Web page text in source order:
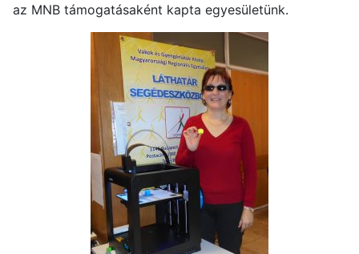
az MNB támogatásaként kapta egyesületünk.